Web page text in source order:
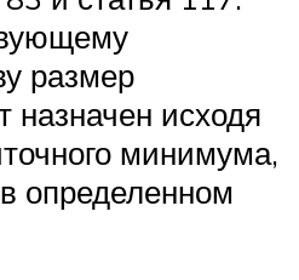
размер
назначен исходя
минимума,
определенном